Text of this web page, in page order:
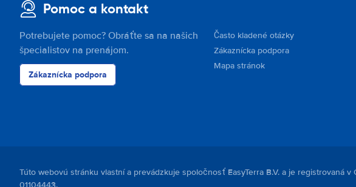
Pomoc a kontakt
Potrebujete pomoc? Obráťte sa na našich
špecialistov na prenájom.
Zákaznícka podpora
Často kladené otázky
Zákaznícka podpora
Mapa stránok
Túto webovú stránku vlastní a prevádzkuje spoločnosť EasyTerra B.V. a je registrovaná
01104443.